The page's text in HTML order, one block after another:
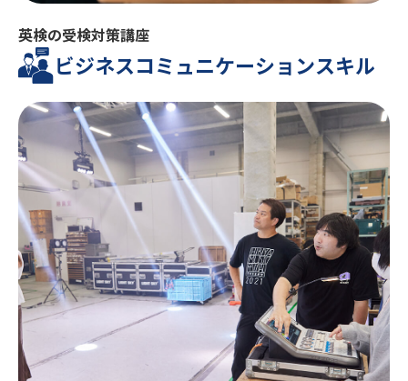
英検の受検対策講座
ビジネスコミュニケーションスキル